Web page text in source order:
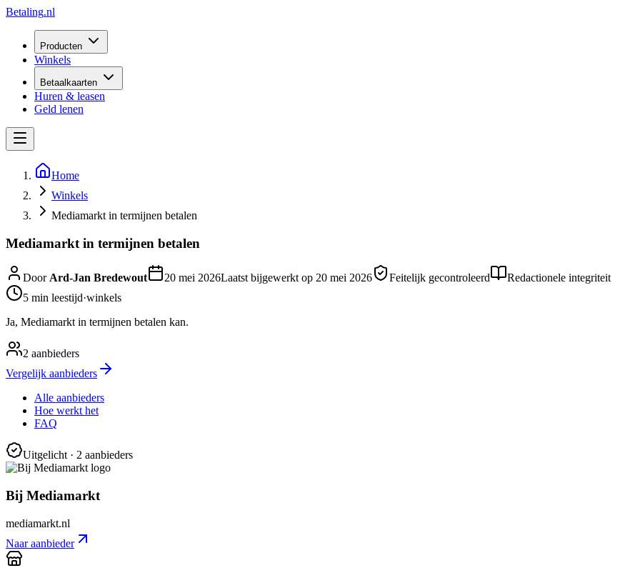
Betaling.nl
Producten
Winkels
Betaalkaarten
Huren & leasen
Geld lenen
Home
Winkels
Mediamarkt in termijnen betalen
Mediamarkt in termijnen betalen
DoorArd-Jan Bredewout 20 mei 2026Laatst bijgewerkt op 20 mei 2026 Feitelijk gecontroleerd
Redactionele integriteit
5 min leestijd·winkels
Ja, Mediamarkt in termijnen betalen kan.
2 aanbieders
Vergelijk aanbieders
Alle aanbieders
Hoe werkt het
FAQ
Uitgelicht· 2 aanbieders
Bij Mediamarkt
mediamarkt.nl
Naar aanbieder